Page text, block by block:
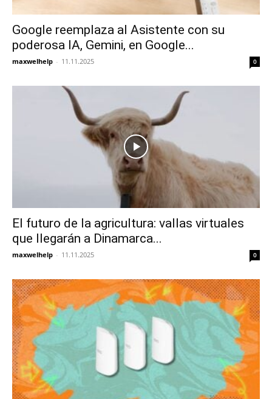
Google reemplaza al Asistente con su
poderosa IA, Gemini, en Google...
maxwelhelp - 11.11.2025 0
El futuro de la agricultura: vallas virtuales
que llegarán a Dinamarca...
maxwelhelp - 11.11.2025 0